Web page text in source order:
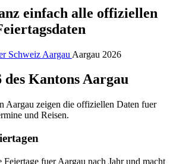
einfach alle offiziellen
Schweiz Aargau Aargau 2026
des Kantons Aargau
Aargau zeigen die offiziellen Daten fuer
und Reisen.
Feiertage fuer Aargau nach Jahr und macht